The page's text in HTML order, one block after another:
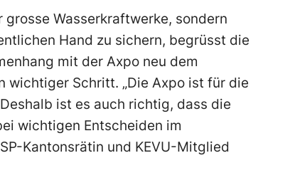
Wasserkraftwerke, sondern
Hand zu sichern, begrüsst die
mit der Axpo neu dem
Schritt. „Die Axpo ist für die
ist es auch richtig, dass die
wichtigen Entscheiden im
Kantonsrätin und KEVU-Mitglied